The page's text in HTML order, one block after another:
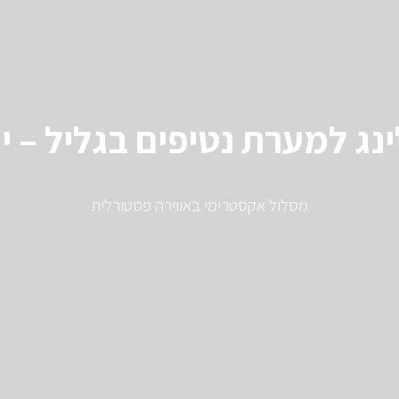
למערת נטיפים בגליל –
מסלול אקסטרימי באווירה פסטורלית